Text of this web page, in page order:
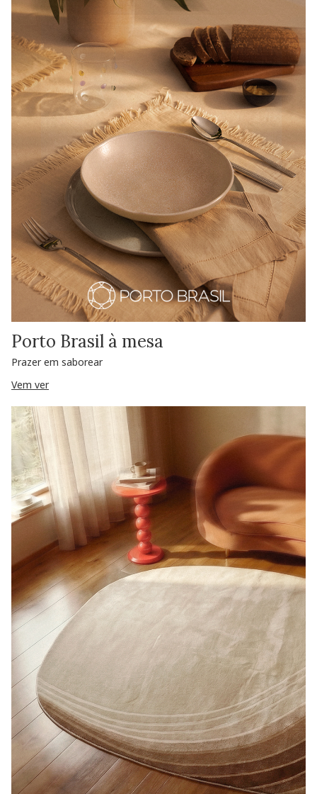
Porto Brasil à mesa
Prazer em saborear
Vem ver